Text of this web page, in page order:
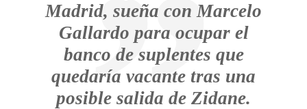
Madrid, sueña con Marcelo
Gallardo para ocupar el
banco de suplentes que
quedaría vacante tras una
posible salida de Zidane.